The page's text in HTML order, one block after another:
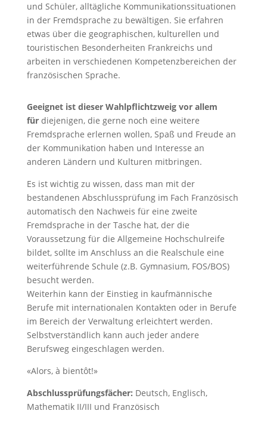
und Schüler, alltägliche Kommunikationssituationen
in der Fremdsprache zu bewältigen. Sie erfahren
etwas über die geographischen, kulturellen und
touristischen Besonderheiten Frankreichs und
arbeiten in verschiedenen Kompetenzbereichen der
französischen Sprache.
Geeignet ist dieser Wahlpflichtzweig vor allem
fürdiejenigen, die gerne noch eine weitere
Fremdsprache erlernen wollen, Spaß und Freude an
der Kommunikation haben und Interesse an
anderen Ländern und Kulturen mitbringen.
Es ist wichtig zu wissen, dass man mit der
bestandenen Abschlussprüfung im Fach Französisch
automatisch den Nachweis für eine zweite
Fremdsprache in der Tasche hat, der die
Voraussetzung für die Allgemeine Hochschulreife
bildet, sollte im Anschluss an die Realschule eine
weiterführende Schule (z.B. Gymnasium, FOS/BOS)
besucht werden.
Weiterhin kann der Einstieg in kaufmännische
Berufe mit internationalen Kontakten oder in Berufe
im Bereich der Verwaltung erleichtert werden.
Selbstverständlich kann auch jeder andere
Berufsweg eingeschlagen werden.
«Alors, à bientôt!»
Abschlussprüfungsfächer: Deutsch, Englisch,
Mathematik II/III und Französisch